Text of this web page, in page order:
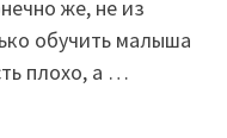
же, не из
обучить малыша
плохо, а …